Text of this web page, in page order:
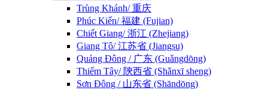
Trùng Khánh/ 重庆
Phúc Kiến/ 福建 (Fujian)
Chiết Giang/ 浙江 (Zhejiang)
Giang Tô/ 江苏省 (Jiangsu)
Quảng Đông / 广东 (Guǎngdōng)
Thiểm Tây/ 陝西省 (Shǎnxī sheng)
Sơn Đông / 山东省 (Shāndōng)